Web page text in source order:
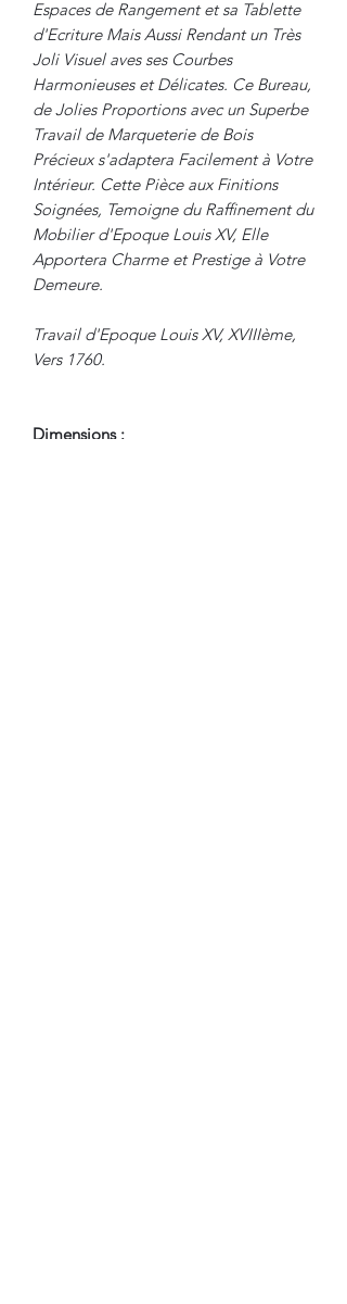
Espaces de Rangement et sa Tablette
d'Ecriture Mais Aussi Rendant un Très
Joli Visuel aves ses Courbes
Harmonieuses et Délicates. Ce Bureau,
de Jolies Proportions avec un Superbe
Travail de Marqueterie de Bois
Précieux s'adaptera Facilement à Votre
Intérieur. Cette Pièce aux Finitions
Soignées, Temoigne du Raffinement du
Mobilier d'Epoque Louis XV, Elle
Apportera Charme et Prestige à Votre
Demeure.
Travail d'Epoque Louis XV, XVIIIème,
Vers 1760.
Dimensions :